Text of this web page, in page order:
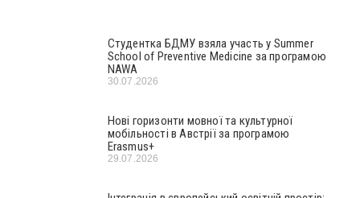
Студентка БДМУ взяла участь у Summer
School of Preventive Medicine за програмою
NAWA
30.07.2026
Нові горизонти мовної та культурної
мобільності в Австрії за програмою
Erasmus+
29.07.2026